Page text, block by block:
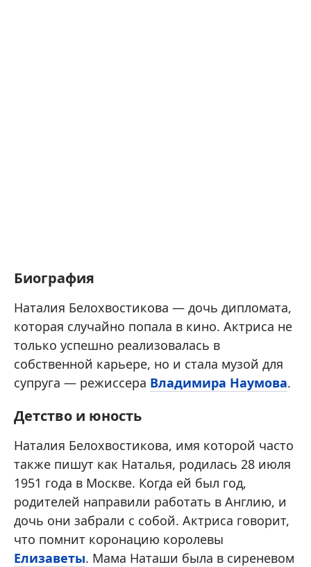
Биография
Наталия Белохвостикова — дочь дипломата,
которая случайно попала в кино. Актриса не
только успешно реализовалась в
собственной карьере, но и стала музой для
супруга — режиссера Владимира Наумова.
Детство и юность
Наталия Белохвостикова, имя которой часто
также пишут как Наталья, родилась 28 июля
1951 года в Москве. Когда ей был год,
родителей направили работать в Англию, и
дочь они забрали с собой. Актриса говорит,
что помнит коронацию королевы
Елизаветы. Мама Наташи была в сиреневом